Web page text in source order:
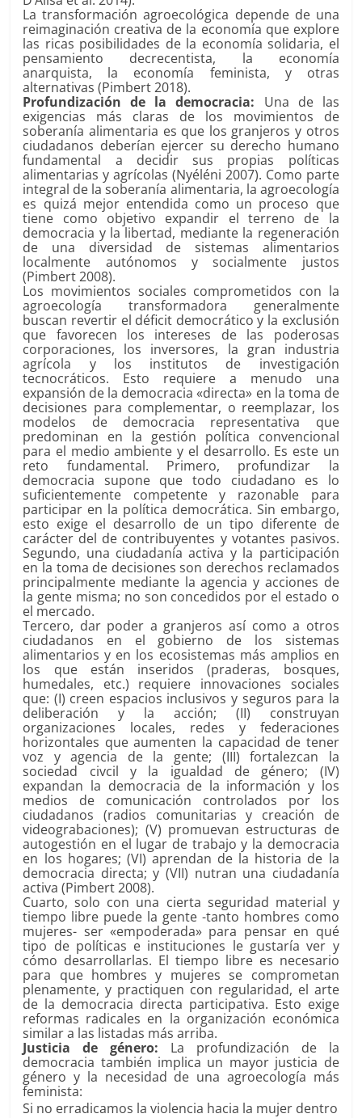
La transformación agroecológica depende de una
reimaginación creativa de la economía que explore
las ricas posibilidades de la economía solidaria, el
pensamiento decrecentista, la economía
anarquista, la economía feminista, y otras
alternativas (Pimbert 2018).
Profundización de la democracia: Una de las
exigencias más claras de los movimientos de
soberanía alimentaria es que los granjeros y otros
ciudadanos deberían ejercer su derecho humano
fundamental a decidir sus propias políticas
alimentarias y agrícolas (Nyéléni 2007). Como parte
integral de la soberanía alimentaria, la agroecología
es quizá mejor entendida como un proceso que
tiene como objetivo expandir el terreno de la
democracia y la libertad, mediante la regeneración
de una diversidad de sistemas alimentarios
localmente autónomos y socialmente justos
(Pimbert 2008).
Los movimientos sociales comprometidos con la
agroecología transformadora generalmente
buscan revertir el déficit democrático y la exclusión
que favorecen los intereses de las poderosas
corporaciones, los inversores, la gran industria
agrícola y los institutos de investigación
tecnocráticos. Esto requiere a menudo una
expansión de la democracia «directa» en la toma de
decisiones para complementar, o reemplazar, los
modelos de democracia representativa que
predominan en la gestión política convencional
para el medio ambiente y el desarrollo. Es este un
reto fundamental. Primero, profundizar la
democracia supone que todo ciudadano es lo
suficientemente competente y razonable para
participar en la política democrática. Sin embargo,
esto exige el desarrollo de un tipo diferente de
carácter del de contribuyentes y votantes pasivos.
Segundo, una ciudadanía activa y la participación
en la toma de decisiones son derechos reclamados
principalmente mediante la agencia y acciones de
la gente misma; no son concedidos por el estado o
el mercado.
Tercero, dar poder a granjeros así como a otros
ciudadanos en el gobierno de los sistemas
alimentarios y en los ecosistemas más amplios en
los que están inseridos (praderas, bosques,
humedales, etc.) requiere innovaciones sociales
que: (I) creen espacios inclusivos y seguros para la
deliberación y la acción; (II) construyan
organizaciones locales, redes y federaciones
horizontales que aumenten la capacidad de tener
voz y agencia de la gente; (III) fortalezcan la
sociedad civcil y la igualdad de género; (IV)
expandan la democracia de la información y los
medios de comunicación controlados por los
ciudadanos (radios comunitarias y creación de
videograbaciones); (V) promuevan estructuras de
autogestión en el lugar de trabajo y la democracia
en los hogares; (VI) aprendan de la historia de la
democracia directa; y (VII) nutran una ciudadanía
activa (Pimbert 2008).
Cuarto, solo con una cierta seguridad material y
tiempo libre puede la gente -tanto hombres como
mujeres- ser «empoderada» para pensar en qué
tipo de políticas e instituciones le gustaría ver y
cómo desarrollarlas. El tiempo libre es necesario
para que hombres y mujeres se comprometan
plenamente, y practiquen con regularidad, el arte
de la democracia directa participativa. Esto exige
reformas radicales en la organización económica
similar a las listadas más arriba.
Justicia de género: La profundización de la
democracia también implica un mayor justicia de
género y la necesidad de una agroecología más
feminista:
Si no erradicamos la violencia hacia la mujer dentro